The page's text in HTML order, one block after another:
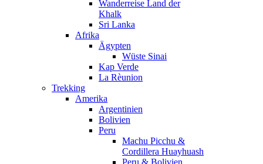
Wanderreise Land der
Khalk
Sri Lanka
Afrika
Ägypten
Wüste Sinai
Kap Verde
La Rèunion
Trekking
Amerika
Argentinien
Bolivien
Peru
Machu Picchu &
Cordillera Huayhuash
Peru & Bolivien